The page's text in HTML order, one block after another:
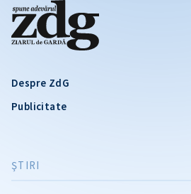
Despre ZdG
Publicitate
ŞTIRI